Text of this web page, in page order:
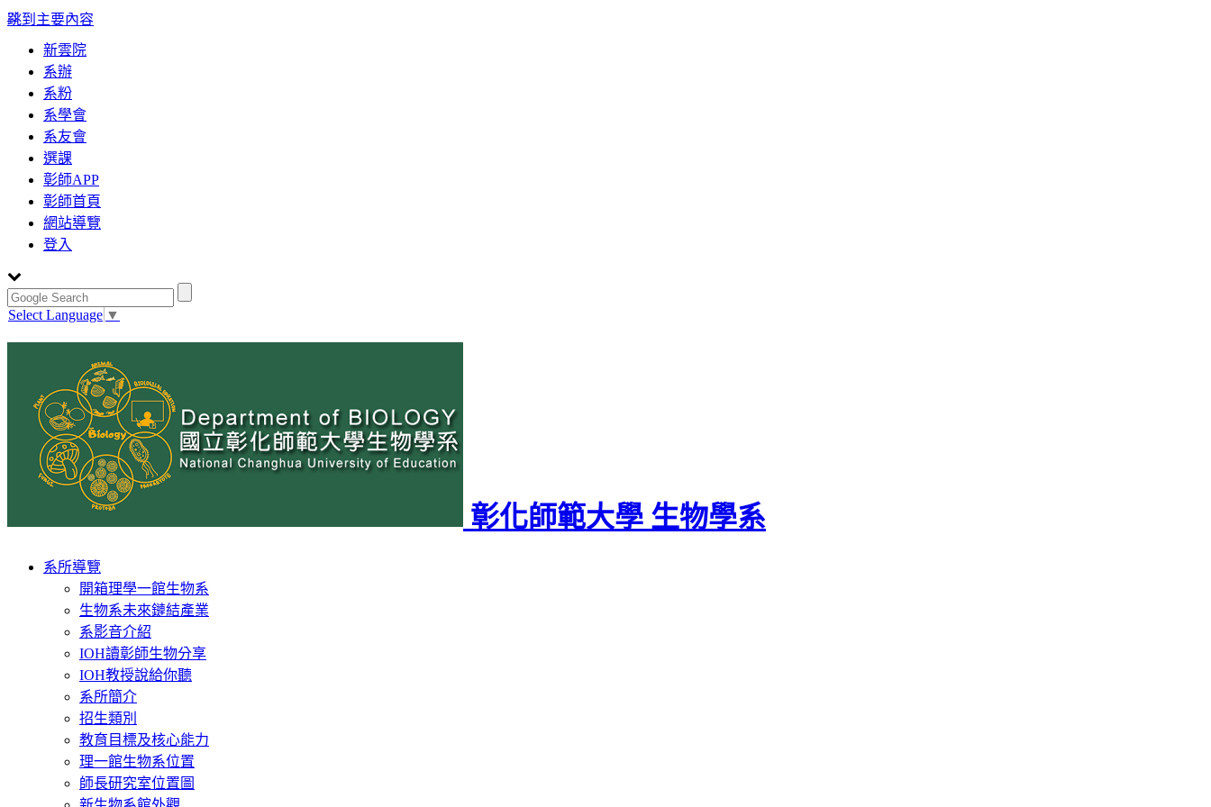
跳到主要內容
:::
新雲院
系辦
系粉
系學會
系友會
選課
彰師APP
彰師首頁
網站導覽
登入
Select Language ▼
彰化師範大學 生物學系
Toggle
navigation
系所導覽
開箱理學一館生物系
生物系未來鏈結產業
系影音介紹
IOH讀彰師生物分享
IOH教授說給你聽
系所簡介
招生類別
教育目標及核心能力
理一館生物系位置
師長研究室位置圖